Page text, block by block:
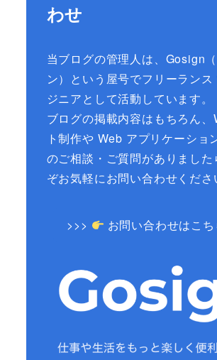
わせ
当ブログの管理人は、Gosign
ン）という屋号でフリーラン
ジニアとして活動しています。
ブログの掲載内容はもちろん、
ト制作や Web アプリケーショ
のご相談・ご質問がありました
ぞお気軽にお問い合わせくださ
>>> お問い合わせはこ